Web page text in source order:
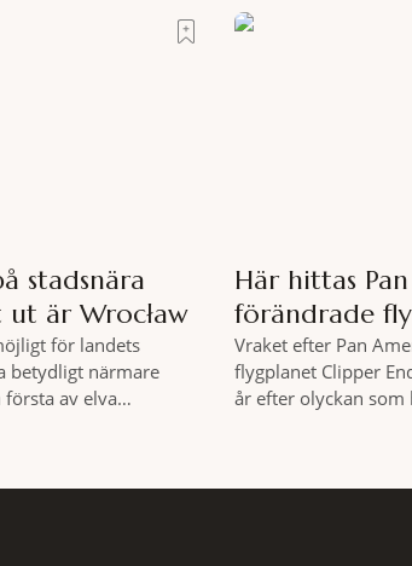
regionen på bästa
från Spanska
Roma – ett hotell
stadsnära
ut är Wrocław
för landets
betydligt närmare
av elva
Här hittas
förändrade
Vraket efter Pan
flygplanet Clipper
år efter olyckan